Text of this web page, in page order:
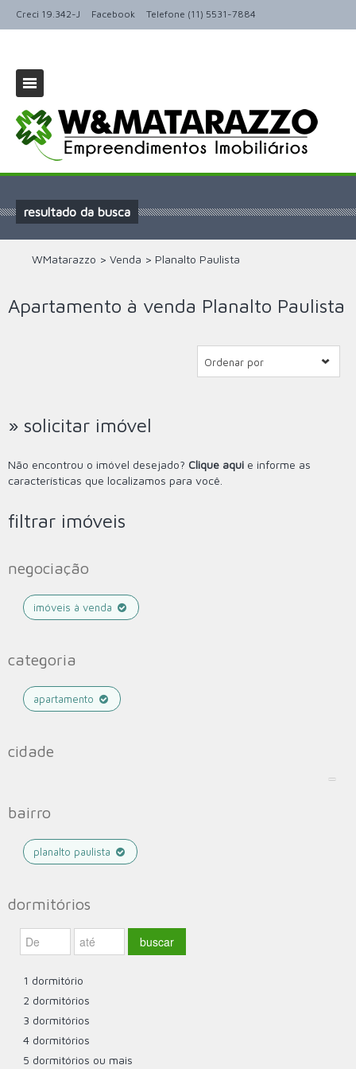
Creci 19.342-J Facebook Telefone (11) 5531-7884
resultado da busca
WMatarazzo > Venda > Planalto Paulista
Apartamento à venda Planalto Paulista
Ordenar por
» solicitar imóvel
Não encontrou o imóvel desejado? Clique aqui e informe as
características que localizamos para você.
filtrar imóveis
negociação
imóveis à venda
categoria
apartamento
cidade
bairro
planalto paulista
dormitórios
1 dormitório
2 dormitórios
3 dormitórios
4 dormitórios
5 dormitórios ou mais